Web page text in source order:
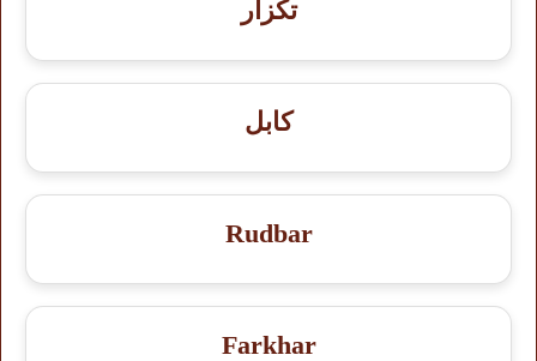
تکزار
کابل
Rudbar
Farkhar